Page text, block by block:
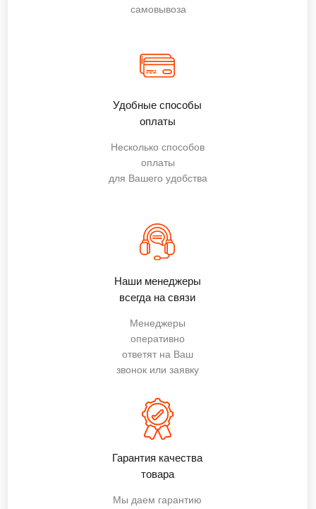
Удобные способы
оплаты
Гарантия качества
товара
Наши менеджеры
всегда на связи
самовывоза
Несколько способов
оплаты
для Вашего удобства
Мы даем гарантию
Менеджеры
оперативно
ответят на Ваш
звонок или заявку